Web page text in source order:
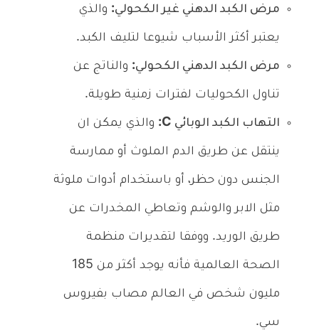
مرض الكبد الدهني غير الكحولي: والذي
يعتبر أكثر الأسباب شيوعا لتليف الكبد.
مرض الكبد الدهني الكحولي: والناتج عن
تناول الكحوليات لفترات زمنية طويلة.
التهاب الكبد الوبائي C: والذي يمكن ان
ينتقل عن طريق الدم الملوث أو ممارسة
الجنس دون حظر، أو باستخدام أدوات ملوثة
مثل الابر والوشم وتعاطي المخدرات عن
طريق الوريد. ووفقا لتقديرات منظمة
الصحة العالمية فأنه يوجد أكثر من 185
مليون شخص في العالم مصاب بفيروس
سي.